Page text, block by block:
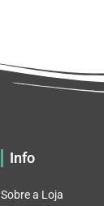
Info
Sobre a Loja